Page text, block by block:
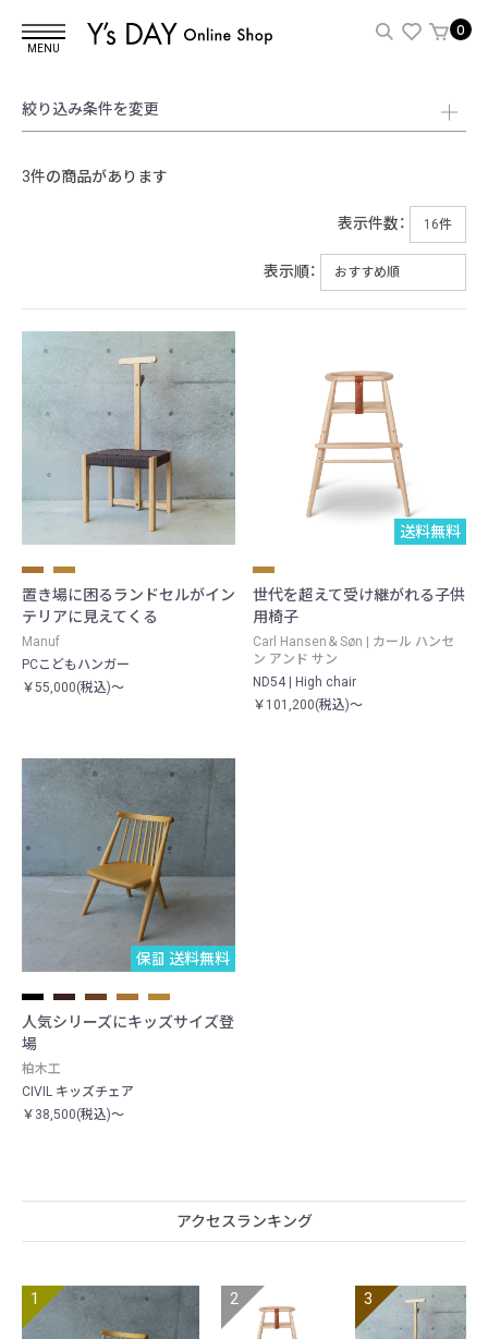
MENU
0
絞り込み条件を変更
3件の商品があります
表示件数：
表示順：
置き場に困るランドセルがイン
テリアに見えてくる
Manuf
PCこどもハンガー
￥55,000(税込)～
送料無料
世代を超えて受け継がれる子供
用椅子
Carl Hansen＆Søn | カール ハンセ
ン アンド サン
ND54 | High chair
￥101,200(税込)～
保証期間10年
送料無料
人気シリーズにキッズサイズ登
場
柏木工
CIVIL キッズチェア
￥38,500(税込)～
アクセスランキング